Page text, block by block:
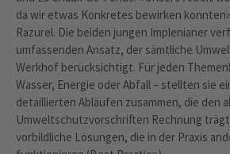
da wir etwas Konkretes bewirken
Razurel. Die beiden jungen Implenianer
umfassenden Ansatz, der sämtliche
Werkhof berücksichtigt. Für jeden
Wasser, Energie oder Abfall – stellten sie
detaillierten Abläufen zusammen, die den
Umweltschutzvorschriften Rechnung
vorbildliche Lösungen, die in der Praxis